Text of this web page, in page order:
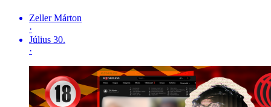
Zeller Márton
·
Július 30.
·